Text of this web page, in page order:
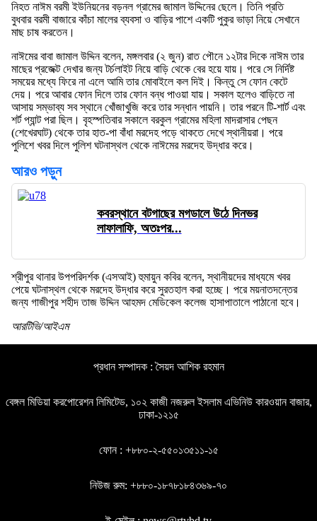
নিহত নাঈম বরমী ইউনিয়নের বড়নল গ্রামের জামাল উদ্দিনের ছেলে। তিনি প্রতি
বুধবার বরমী বাজারে কাঁচা মালের ব্যবসা ও বাড়ির পাশে একটি পুকুর ভাড়া নিয়ে সেখানে
মাছ চাষ করতেন।
নাঈমের বাবা জামাল উদ্দিন বলেন, মঙ্গলবার (২ জুন) রাত পৌনে ১২টার দিকে নাঈম তার
মাছের প্রজেক্ট দেখার জন্য টর্চলাইট নিয়ে বাড়ি থেকে বের হয়ে যায়। পরে সে নির্দিষ্ট
সময়ের মধ্যে ফিরে না এলে আমি তার মোবাইলে কল দিই। কিন্তু সে ফোন কেটে
দেয়। পরে আবার ফোন দিলে তার ফোন বন্ধ পাওয়া যায়। সকাল হলেও বাড়িতে না
আসায় সম্ভাব্য সব স্থানে খোঁজাখুজি করে তার সন্ধান পায়নি। তার পরনে টি-শার্ট এবং
শর্ট প্যান্ট পরা ছিল। বৃহস্পতিবার সকালে বরকুল গ্রামের মহিলা মাদরাসার পেছন
(শেখেরঘাট) থেকে তার হাত-পা বাঁধা মরদেহ পড়ে থাকতে দেখে স্থানীয়রা। পরে
পুলিশে খবর দিলে পুলিশ ঘটনাস্থল থেকে নাঈমের মরদেহ উদ্ধার করে।
আরও পড়ুন
কবরস্থানে বটগাছের মগডালে উঠে দিনভর
লাফালাফি, অতঃপর...
শ্রীপুর থানার উপপরিদর্শক (এসআই) হুমায়ুন কবির বলেন, স্থানীয়দের মাধ্যমে খবর
পেয়ে ঘটনাস্থল থেকে মরদেহ উদ্ধার করে সুরতহাল করা হচ্ছে। পরে ময়নাতদন্তের
জন্য গাজীপুর শহীদ তাজ উদ্দিন আহমদ মেডিকেল কলেজ হাসাপাতালে পাঠানো হবে।
আরটিভি/আইএম
প্রধান সম্পাদক : সৈয়দ আশিক রহমান
বেঙ্গল মিডিয়া করপোরেশন লিমিটেড, ১০২ কাজী নজরুল ইসলাম এভিনিউ কারওয়ান বাজার,
ঢাকা-১২১৫
ফোন : +৮৮০-২-৫৫০১৩৫১১-১৫
নিউজ রুম: +৮৮০-১৮৭৮১৮৪৩৬৯-৭০